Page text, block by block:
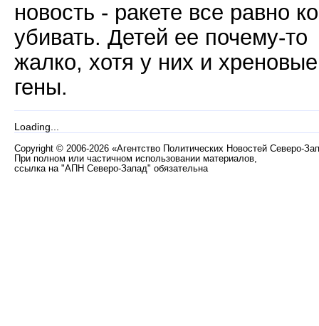
новость - ракете все равно
убивать. Детей ее почему-то
жалко, хотя у них и хреновые
гены.
Loading...
Copyright © 2006-2026 «Агентство Политических Новостей Северо-
При полном или частичном использовании материалов,
ссылка на "АПН Северо-Запад" обязательна